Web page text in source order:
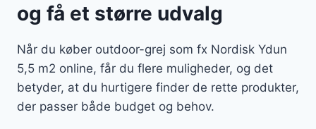
og få et større udvalg
Når du køber outdoor-grej som fx Nordisk Ydun
5,5 m2 online, får du flere muligheder, og det
betyder, at du hurtigere finder de rette produkter,
der passer både budget og behov.